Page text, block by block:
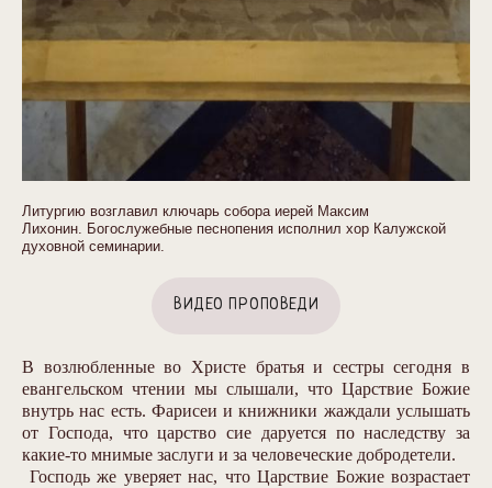
Литургию возглавил ключарь собора иерей Максим
Лихонин. Богослужебные песнопения исполнил хор Калужской
духовной семинарии.
ВИДЕО ПРОПОВЕДИ
В возлюбленные во Христе братья и сестры сегодня в
евангельском чтении мы слышали, что Царствие Божие
внутрь нас есть. Фарисеи и книжники жаждали услышать
от Господа, что царство сие даруется по наследству за
какие-то мнимые заслуги и за человеческие добродетели.
Господь же уверяет нас, что Царствие Божие возрастает